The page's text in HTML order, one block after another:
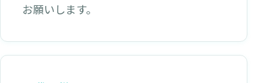
お願いします。